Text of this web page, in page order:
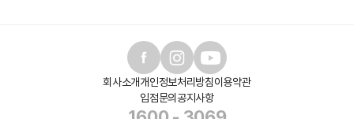
회사소개개인정보처리방침이용약관
입점문의 공지사항